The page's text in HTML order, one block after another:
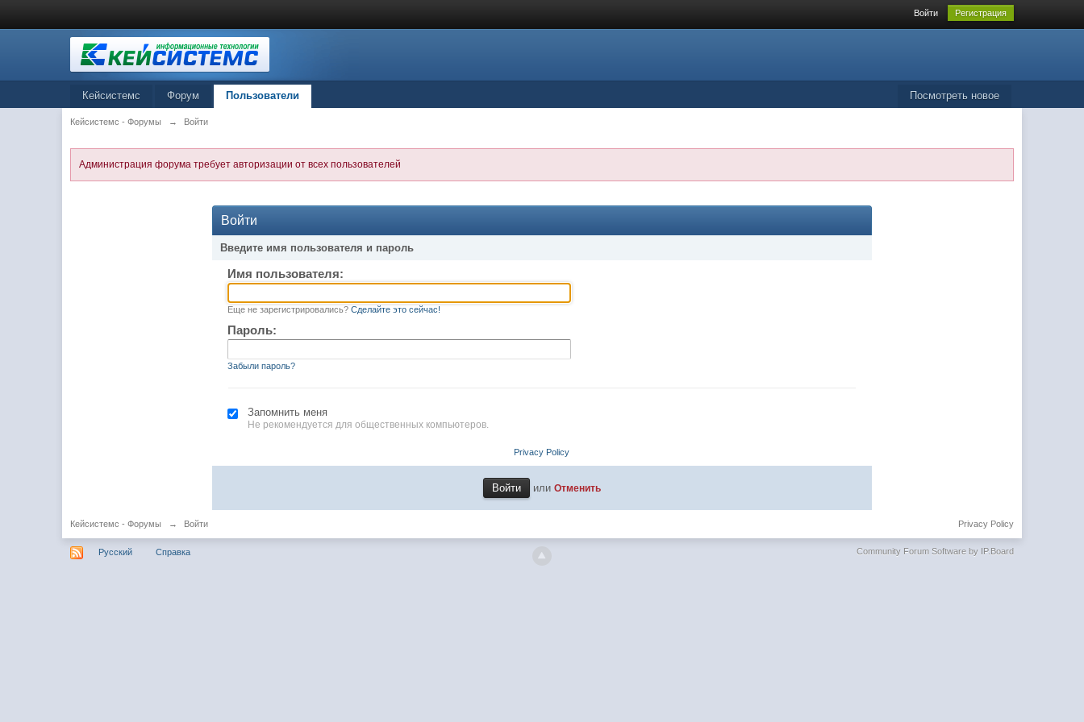
Войти Регистрация
Посмотреть новое
Кейсистемс Форум Пользователи
Кейсистемс - Форумы → Войти
Администрация форума требует авторизации от всех пользователей
Войти
Введите имя пользователя и пароль
Имя пользователя:
Еще не зарегистрировались? Сделайте это сейчас!
Пароль:
Забыли пароль?
Запомнить меня
Не рекомендуется для общественных компьютеров.
Privacy Policy
или Отменить
Кейсистемс - Форумы → Войти Privacy Policy
Русский Справка Community Forum Software by IP.Board